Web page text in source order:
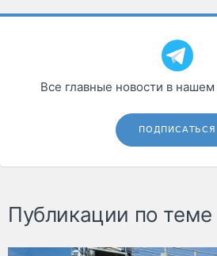
Все главные новости в нашем
ПОДПИСАТЬСЯ
Публикации по теме